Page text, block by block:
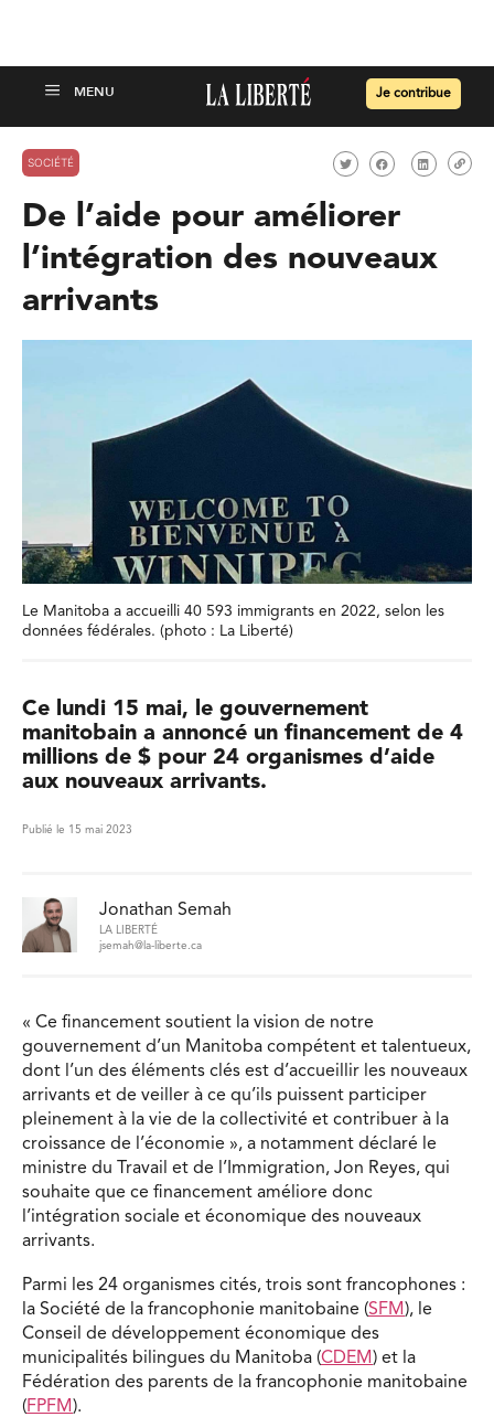
Je contribue
SOCIÉTÉ
De l’aide pour améliorer
l’intégration des nouveaux
arrivants
Le Manitoba a accueilli 40 593 immigrants en 2022, selon les
données fédérales. (photo : La Liberté)
Ce lundi 15 mai, le gouvernement
manitobain a annoncé un financement de 4
millions de $ pour 24 organismes d’aide
aux nouveaux arrivants.
Publié le 15 mai 2023
Jonathan Semah
LA LIBERTÉ
jsemah@la-liberte.ca
« Ce financement soutient la vision de notre
gouvernement d’un Manitoba compétent et talentueux,
dont l’un des éléments clés est d’accueillir les nouveaux
arrivants et de veiller à ce qu’ils puissent participer
pleinement à la vie de la collectivité et contribuer à la
croissance de l’économie », a notamment déclaré le
ministre du Travail et de l’Immigration, Jon Reyes, qui
souhaite que ce financement améliore donc
l’intégration sociale et économique des nouveaux
arrivants.
Parmi les 24 organismes cités, trois sont francophones :
la Société de la francophonie manitobaine (SFM ), le
Conseil de développement économique des
municipalités bilingues du Manitoba (CDEM ) et la
Fédération des parents de la francophonie manitobaine
(FPFM ).